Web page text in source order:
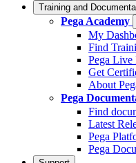
Training and
Pega Academy
My
Find
Pega Live
Get
About
Pega
Find
Latest
Pega
Pega